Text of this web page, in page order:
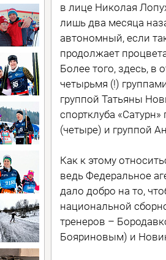
в лице Николая
лишь два месяца
автономный, если
продолжает
Более того, здесь, в
четырьмя (!)
группой Татьяны
спортклуба
(четыре) и группой
Как к этому
ведь Федеральное
дало добро на то,
национальной
тренеров –
Бояриновым) и